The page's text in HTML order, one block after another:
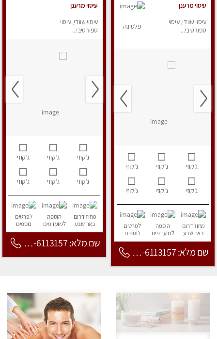
עיסוי מרענן
עיסוי שוודי, עיסוי
ספורטיבי...
פלטינה
ג’קוזי ג’קוזי ג’קוזי
ג’קוזי ג’קוזי ג’קוזי
מחוז דרום
באר שבע
הוספה
למועדפים
לפרטים
נוספים
שם מלא: 053-6113157
עיסוי מרענן
עיסוי שוודי, עיסוי
ספורטיבי...
ג’קוזי ג’קוזי ג’קוזי
ג’קוזי ג’קוזי ג’קוזי
מחוז דרום
באר שבע
הוספה
למועדפים
לפרטים
נוספים
שם מלא: 053-6113157